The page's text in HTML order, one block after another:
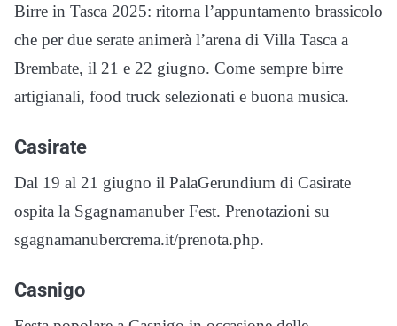
Birre in Tasca 2025: ritorna l’appuntamento brassicolo
che per due serate animerà l’arena di Villa Tasca a
Brembate, il 21 e 22 giugno. Come sempre birre
artigianali, food truck selezionati e buona musica.
Casirate
Dal 19 al 21 giugno il PalaGerundium di Casirate
ospita la Sgagnamanuber Fest. Prenotazioni su
sgagnamanubercrema.it/prenota.php.
Casnigo